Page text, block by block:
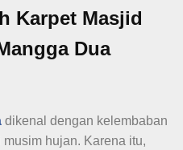
Karpet Masjid
Dua
dikenal dengan kelembaban
hujan. Karena itu,